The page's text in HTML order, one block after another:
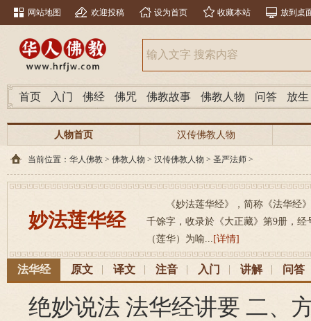
网站地图 欢迎投稿 设为首页 收藏本站 放到桌
首页 入门 佛经 佛咒 佛教故事 佛教人物 问答 放生
人物首页 汉传佛教人物
当前位置： 华人佛教 > 佛教人物 > 汉传佛教人物 > 圣严法师 >
妙法莲华经
《妙法莲华经》，简称《法华经
千馀字，收录於《大正藏》第9册，经
（莲华）为喻... [详情]
法华经 原文 译文 注音 入门 讲解 问答
绝妙说法 法华经讲要 二、